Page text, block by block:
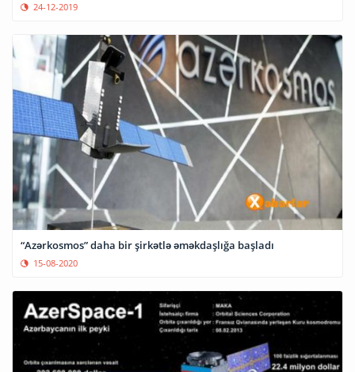
24-12-2019
“Azərkosmos” daha bir şirkətlə əməkdaşlığa başladı
15-08-2020